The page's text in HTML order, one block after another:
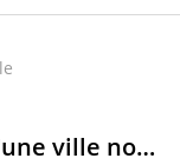
Brasilia : contradictions d'une ville nouvelle